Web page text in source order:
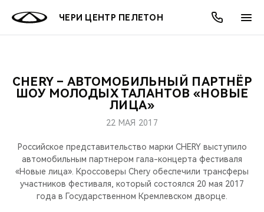
ЧЕРИ ЦЕНТР ПЕЛЕТОН
МОДЕЛИ
СЕДАНЫ
ПОКУПАТЕЛЯМ
КРЕДИТ И СТРАХОВАНИЕ
ВЛАДЕЛЬЦАМ
ЗАПЧАСТИ И АКСЕССУАРЫ
ПОДДЕРЖКА
МИР CHERY
О БРЕНДЕ
CHERY В СОЦСЕТЯХ
АКЦИИ
ОНЛАЙН СЕРВИСЫ
КРЕДИТ
О КОМПАНИИ
МЫ В СОЦСЕТЯХ
CHERY – АВТОМОБИЛЬНЫЙ ПАРТНЁР
ШОУ МОЛОДЫХ ТАЛАНТОВ «НОВЫЕ
ЛИЦА»
22 МАЯ 2017
Российское представительство марки CHERY выступило
автомобильным партнером гала-концерта фестиваля
«Новые лица». Кроссоверы Chery обеспечили трансферы
участников фестиваля, который состоялся 20 мая 2017
года в Государственном Кремлевском дворце.